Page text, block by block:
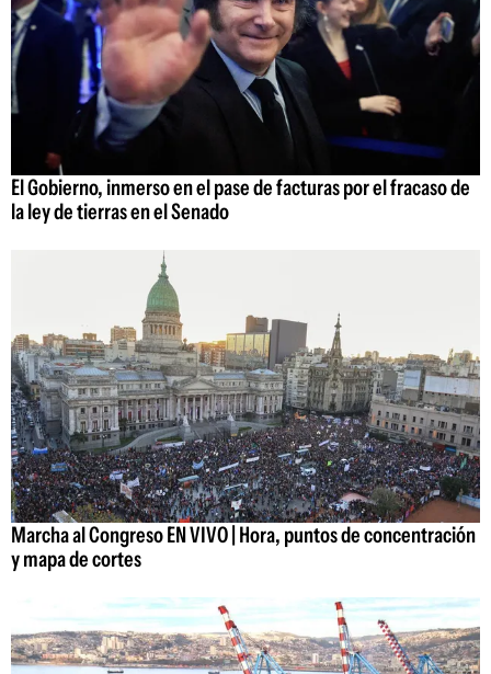
El Gobierno, inmerso en el pase de facturas por el fracaso de
la ley de tierras en el Senado
Marcha al Congreso EN VIVO | Hora, puntos de concentración
y mapa de cortes